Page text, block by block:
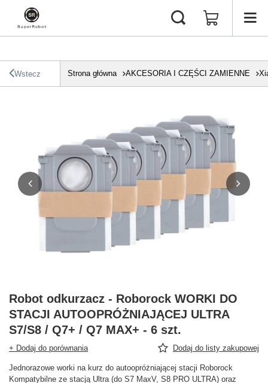
Wstecz Strona główna AKCESORIA I CZĘŚCI ZAMIENNE
Robot odkurzacz - Roborock WORKI DO
STACJI AUTOOPRÓŻNIAJĄCEJ ULTRA
S7/S8 / Q7+ / Q7 MAX+ - 6 szt.
+ Dodaj do porównania Dodaj do listy zakupowej
Jednorazowe worki na kurz do autoopróżniającej stacji Roborock
Kompatybilne ze stacją Ultra (do S7 MaxV, S8 PRO ULTRA) oraz